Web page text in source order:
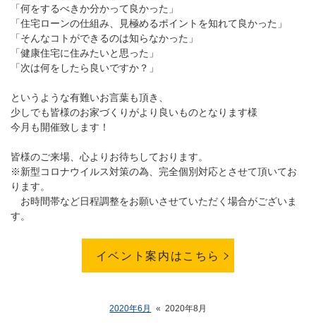
「何をするべきか分かって良かった」
「住宅ローンの仕組み、見極めるポイントを知れて良かった」
「そんなコトができるのは知らなかった」
「健康住宅に住みたいと思った」
「次は何をしたら良いですか？」
というような有難いお言葉も頂き、
少しでも皆様のお家づくりがより良いものとなります様
今月も開催致します！
皆様のご来場、心よりお待ちしております。
※新型コロナウイルス対策の為、完全個別対応とさせて頂いてお
ります。
お時間帯など日程調整をお願いさせていただく場合がございま
す。
イベント案内はこちら
2020年6月 « 2020年8月